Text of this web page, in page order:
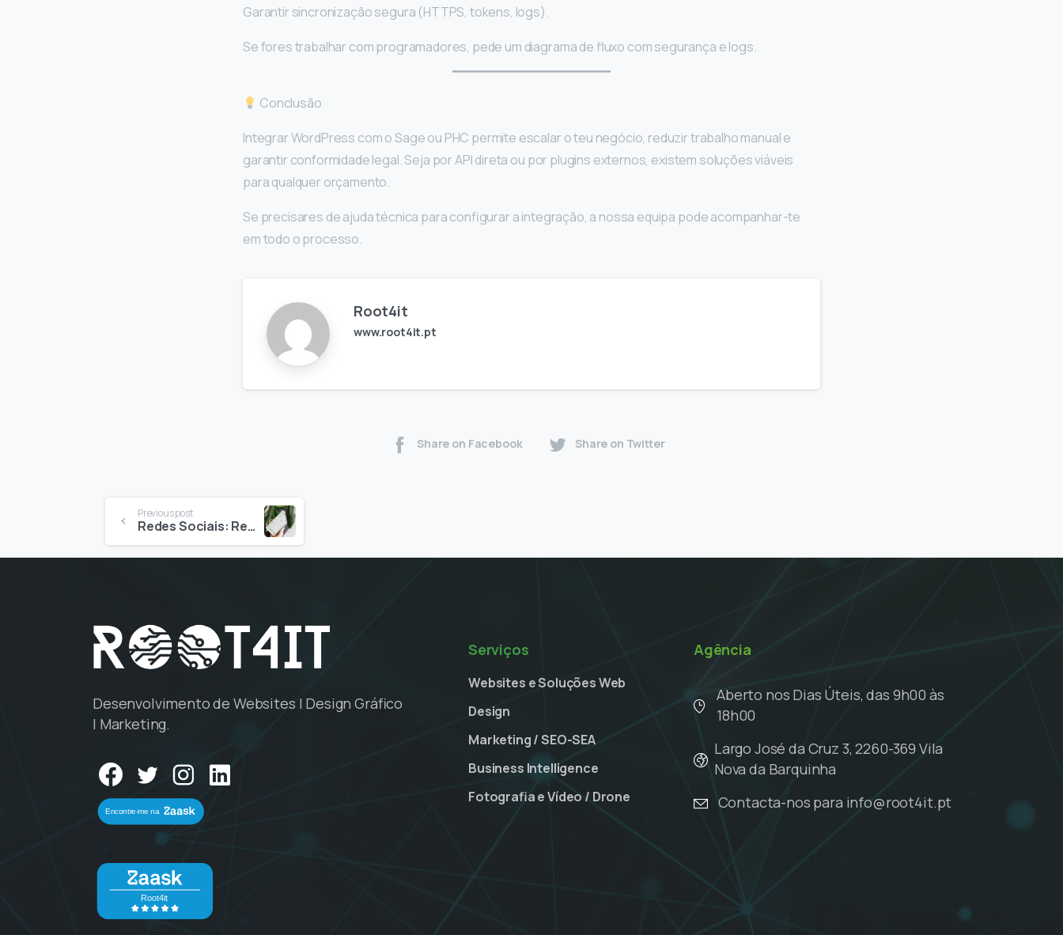
Garantir sincronização segura (HTTPS, tokens, logs).
Se fores trabalhar com programadores, pede um diagrama de fluxo com segurança e logs.
Conclusão
Integrar WordPress com o Sage ou PHC permite escalar o teu negócio, reduzir trabalho manual e
garantir conformidade legal. Seja por API direta ou por plugins externos, existem soluções viáveis
para qualquer orçamento.
Se precisares de ajuda técnica para configurar a integração, a nossa equipa pode acompanhar-te
em todo o processo.
Root4it
www.root4it.pt
Share on Facebook Share on Twitter
Continue
Reading
Previous post
Redes Sociais: Relação entre marcas e consumidores. O que é que o público quer?
Desenvolvimento de Websites | Design Gráfico
| Marketing.
Serviços
Websites e Soluções Web
Design
Marketing / SEO-SEA
Business Intelligence
Fotografia e Vídeo / Drone
Agência
Aberto nos Dias Úteis, das 9h00 às
18h00
Largo José da Cruz 3, 2260-369 Vila
Nova da Barquinha
Contacta-nos para info@root4it.pt